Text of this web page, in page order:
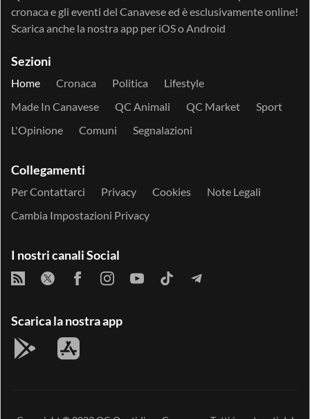
cronaca e gli eventi del Canavese ed è esclusivamente online!
Scarica anche la nostra app per iOSo Android
Sezioni
Home Cronaca Politica
Lifestyle
Made In Canavese
QC Animali QC Market
Sport
L'Opinione
Comuni Segnalazioni
Collegamenti
Per Contattarci Privacy Cookies
Note Legali
Cambia Impostazioni Privacy
I nostri canali Social
Scarica la nostra app